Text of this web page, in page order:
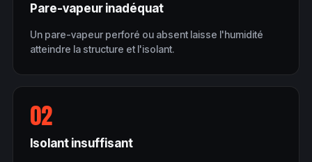
Pare-vapeur inadéquat
Un pare-vapeur perforé ou absent laisse l'humidité
atteindre la structure et l'isolant.
02
Isolant insuffisant